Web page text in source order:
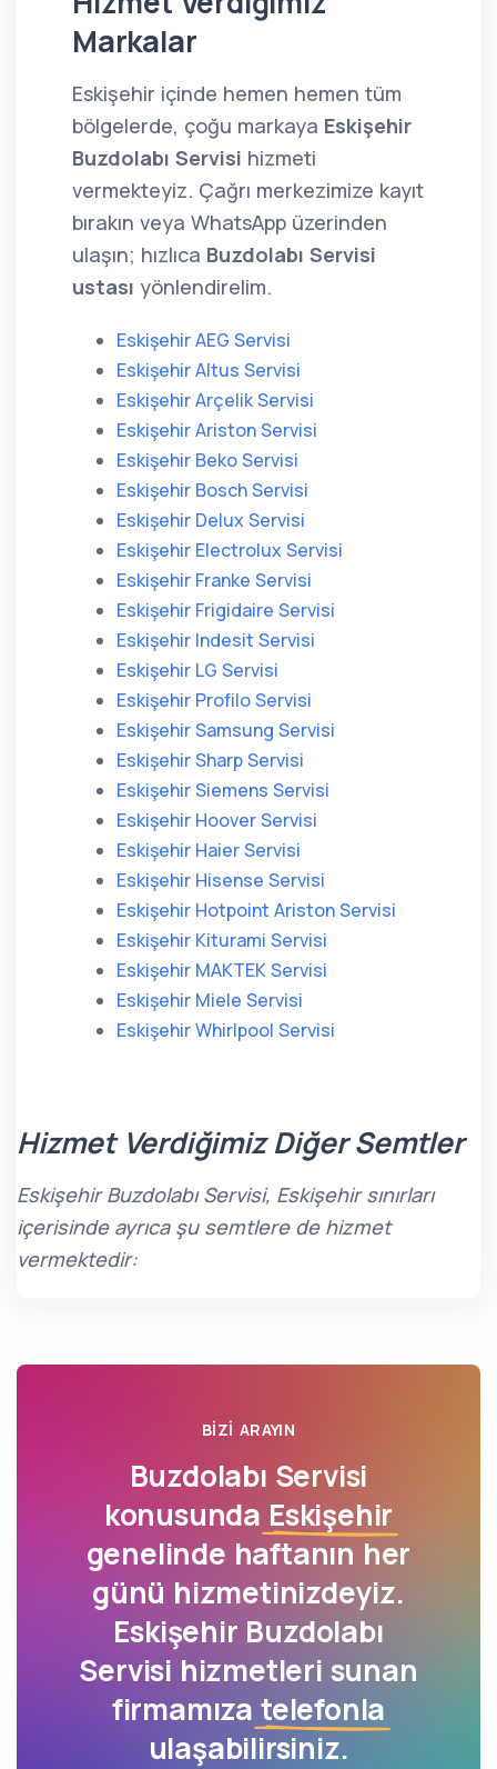
Markalar
Eskişehir içinde hemen hemen tüm
bölgelerde, çoğu markaya Eskişehir
Buzdolabı Servisi hizmeti
vermekteyiz. Çağrı merkezimize kayıt
bırakın veya WhatsApp üzerinden
ulaşın; hızlıca Buzdolabı Servisi
ustası yönlendirelim.
Eskişehir AEG Servisi
Eskişehir Altus Servisi
Eskişehir Arçelik Servisi
Eskişehir Ariston Servisi
Eskişehir Beko Servisi
Eskişehir Bosch Servisi
Eskişehir Delux Servisi
Eskişehir Electrolux Servisi
Eskişehir Franke Servisi
Eskişehir Frigidaire Servisi
Eskişehir Indesit Servisi
Eskişehir LG Servisi
Eskişehir Profilo Servisi
Eskişehir Samsung Servisi
Eskişehir Sharp Servisi
Eskişehir Siemens Servisi
Eskişehir Hoover Servisi
Eskişehir Haier Servisi
Eskişehir Hisense Servisi
Eskişehir Hotpoint Ariston Servisi
Eskişehir Kiturami Servisi
Eskişehir MAKTEK Servisi
Eskişehir Miele Servisi
Eskişehir Whirlpool Servisi
Hizmet Verdiğimiz Diğer Semtler
Eskişehir Buzdolabı Servisi, Eskişehir sınırları
içerisinde ayrıca şu semtlere de hizmet
vermektedir:
BIZI ARAYIN
Buzdolabı Servisi
konusunda Eskişehir
genelinde haftanın her
günü hizmetinizdeyiz.
Eskişehir Buzdolabı
Servisi hizmetleri sunan
firmamıza telefonla
ulaşabilirsiniz.